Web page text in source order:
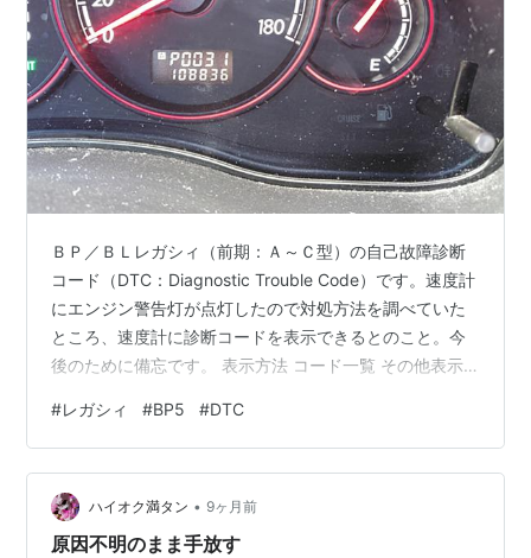
ＢＰ／ＢＬレガシィ（前期：Ａ～Ｃ型）の自己故障診断
コード（DTC：Diagnostic Trouble Code）です。速度計
にエンジン警告灯が点灯したので対処方法を調べていた
ところ、速度計に診断コードを表示できるとのこと。今
後のために備忘です。 表示方法 コード一覧 その他表示
レーボックス付近にあるダイアグコネクターを接続する
2．イグニッションスイッチをONにする 3．メーター指
針が動いているときに，オド／トリップメーターノブを1
回押す 4．トリップノブを押すごとに、｛ECU｝，
｛TCU｝，｛ABS/VDC｝の順に繰返し表示される …
#レガシィ #BP5 #DTC
ハイオク満タン • 9ヶ月前
原因不明のまま手放す